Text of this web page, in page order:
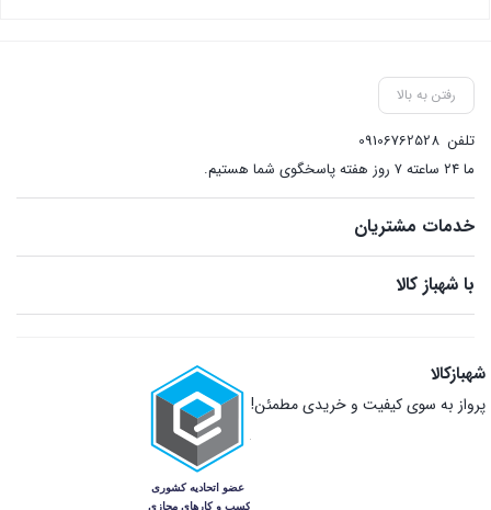
رفتن به بالا
تلفن 09106762528
ما ۲۴ ساعته ۷ روز هفته پاسخگوی شما هستیم.
خدمات مشتریان
با شهباز کالا
شهبازکالا
پرواز به سوی کیفیت و خریدی مطمئن!